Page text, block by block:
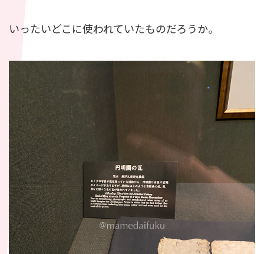
いったいどこに使われていたものだろうか。